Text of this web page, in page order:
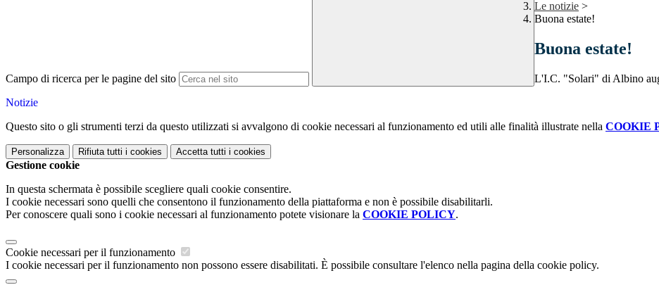
Campo di ricerca per le pagine del sito
Le notizie >
Buona estate!
Buona estate!
L'I.C. "Solari" di Albino
Notizie
Questo sito o gli strumenti terzi da questo utilizzati si avvalgono di cookie necessari al funzionamento ed utili alle finalità illustrate nella COOKIE
Personalizza Rifiuta tutti i cookies Accetta tutti i cookies
Gestione cookie
In questa schermata è possibile scegliere quali cookie consentire.
I cookie necessari sono quelli che consentono il funzionamento della piattaforma e non è possibile disabilitarli.
Per conoscere quali sono i cookie necessari al funzionamento potete visionare la COOKIE POLICY.
Cookie necessari per il funzionamento
I cookie necessari per il funzionamento non possono essere disabilitati. È possibile consultare l'elenco nella pagina della cookie policy.